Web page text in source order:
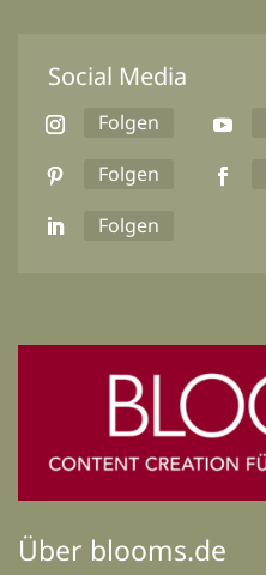
Social Media
Folgen
Folgen
Folgen
Über blooms.de